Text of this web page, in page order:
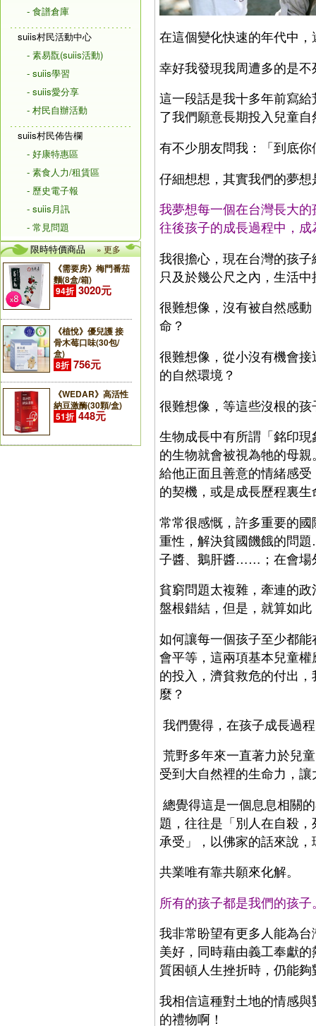
- 食譜倉庫
suiis村民活動中心
- 素易翫(suiis活動)
- suiis學習
- suiis愛分享
- 村民自辦活動
suiis村民佈告欄
- 好康特惠區
- 素食人力/租賃區
- 歷史電子報
- suiis月訊
- 常見問題
限時特價商品
» 更多
《需要房》梅門番茄
麵(8盒/箱)
94折 3020元
《植悅》優兒護 接
骨木莓口味(30包/
盒)
8折 756元
《WEDAR》高活性
納豆激酶(30顆/盒)
51折 448元
在這個變化快速的年代中
幸好我發現我周遭多的是
這一段話是我十多年前寫
了我們願意長期投入兒童
有不少朋友問我：「到底
仔細想想，其實我們的夢
我夢想每一個在台灣長大
往後孩子的成長過程中，
我很擔心，現在台灣的孩
只及於幾公尺之內，生活
很難想像，沒有被自然感
命？
很難想像，從小沒有機會
的自然環境？
很難想像，等這些沒根的
生物成長中有所謂「銘印
的生物就會被視為牠的母
給他正面且善意的情緒感
的契機，或是成長歷程裏
常常很感慨，許多重要的
重性，解決貧國饑餓的問
子醬、鵝肝醬……；在會場
貧窮問題太複雜，牽連的
盤根錯結，但是，就算如
如何讓每一個孩子至少都
會平等，這兩項基本兒童
的投入，濟貧救危的付出
麼？
我們覺得，在孩子成長過
荒野多年來一直著力於兒
受到大自然裡的生命力，
總覺得這是一個息息相關
題，往往是「別人在自殺
承受」，以佛家的話來說
共業唯有靠共願來化解。
所有的孩子都是我們的孩子
我非常盼望有更多人能為
美好，同時藉由義工奉獻
質困頓人生挫折時，仍能
我相信這種對土地的情感
的禮物啊！